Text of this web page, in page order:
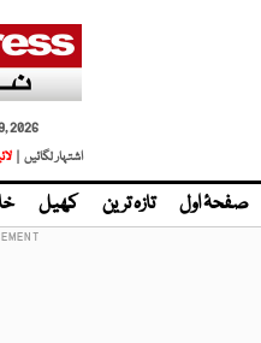
2026
اشتہار لگائیں |
صفحۂ اول تازہ ترین کھیل